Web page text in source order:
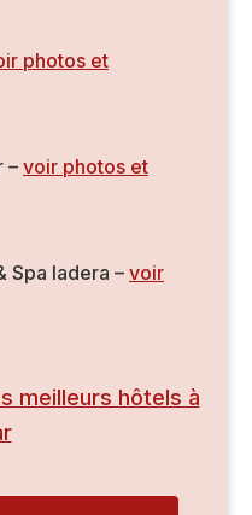
photos et
–voir photos et
Spa Iadera – voir
meilleurs hôtels à